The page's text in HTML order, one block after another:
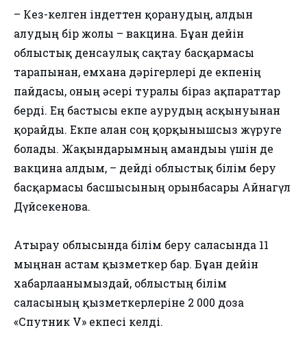
– Кез-келген індеттен қорғанудың, алдын
алудың бір жолы – вакцина. Бұған дейін
облыстық денсаулық сақтау басқармасы
тарапынан, емхана дәрігерлері де екпенің
пайдасы, оның әсері туралы біраз ақпараттар
берді. Ең бастысы екпе аурудың асқынуынан
қорғайды. Екпе алған соң қорқынышсыз жүруге
болады. Жақындарымның амандығы үшін де
вакцина алдым, – дейді облыстық білім беру
басқармасы басшысының орынбасары Айнагүл
Дүйсекенова.
Атырау облысында білім беру саласында 11
мыңнан астам қызметкер бар. Бұған дейін
хабарлағанымыздай, облыстың білім
саласының қызметкерлеріне 2 000 доза
«Спутник V» екпесі келді.